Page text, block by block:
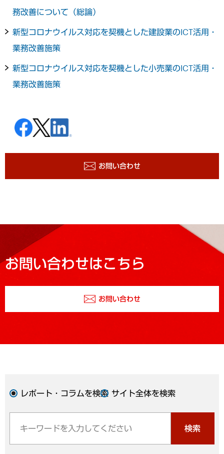
務改善について（総論）
新型コロナウイルス対応を契機とした建設業のICT活用・
業務改善施策
新型コロナウイルス対応を契機とした小売業のICT活用・
業務改善施策
お問い合わせ
お問い合わせはこちら
お問い合わせ
レポート・コラムを検索 サイト全体を検索
検索